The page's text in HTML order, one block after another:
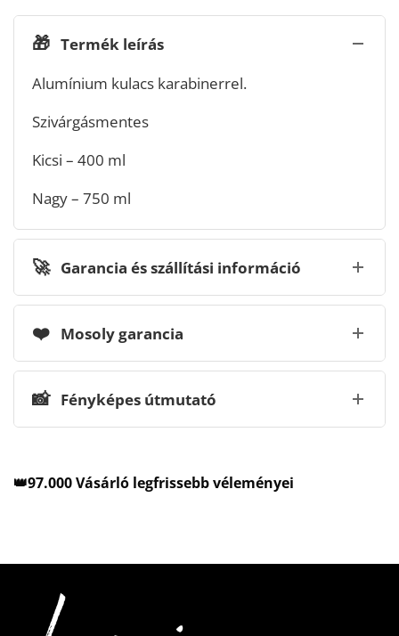
🎁 Termék leírás
Alumínium kulacs karabinerrel.
Szivárgásmentes
Kicsi – 400 ml
Nagy – 750 ml
🚀 Garancia és szállítási információ
❤️ Mosoly garancia
📸 Fényképes útmutató
👑97.000 Vásárló legfrissebb véleményei